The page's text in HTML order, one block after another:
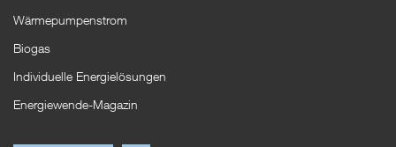
Wärmepumpenstrom
Biogas
Individuelle Energielösungen
Energiewende-Magazin
Link
Zum